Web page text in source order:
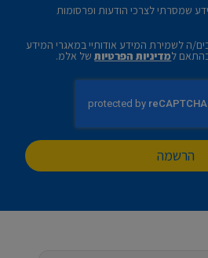
שמסרתי לצרכי הודעות ופרסומות
ה לשמירת המידע אודותיי במאגרי המידע
למדיניות הפרטיותשל אלמ.
הרשמה